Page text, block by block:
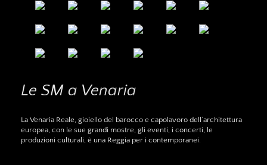
Le SM a Venaria
La Venaria Reale, gioiello del barocco e capolavoro dell’architettura
europea, con le sue grandi mostre, gli eventi, i concerti, le
produzioni culturali, è una Reggia per i contemporanei.